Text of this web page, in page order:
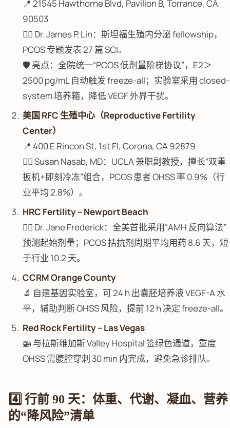
📍 21545 Hawthorne Blvd, Pavilion B, Torrance, CA
90503
👨‍⚕️ Dr. James P. Lin：斯坦福生殖内分泌 fellowship，
PCOS 专题发表 27 篇 SCI。
🛡️ 亮点：全院统一“PCOS 低剂量阶梯协议”，E2＞
2500 pg/mL 自动触发 freeze-all；实验室采用 closed-
system 培养箱，降低 VEGF 外界干扰。
美国 RFC 生殖中心（Reproductive Fertility
Center）
📍 400 E Rincon St, 1st Fl, Corona, CA 92879
👩‍⚕️ Susan Nasab, MD：UCLA 兼职副教授，擅长“双重
扳机+即刻冷冻”组合，PCOS 患者 OHSS 率 0.9%（行
业平均 2.8%）。
HRC Fertility – Newport Beach
👨‍⚕️ Dr. Jane Frederick：全美首批采用“AMH 反向算法”
预测起始剂量；PCOS 拮抗剂周期平均用药 8.6 天，短
于行业 10.2 天。
CCRM Orange County
🔬 自建基因实验室，可 24 h 出囊胚培养液 VEGF-A 水
平，辅助判断 OHSS 风险，提前 12 h 决定 freeze-all。
Red Rock Fertility – Las Vegas
🚁 与拉斯维加斯 Valley Hospital 签绿色通道，重度
OHSS 需腹腔穿刺 30 min 内完成，避免急诊排队。
4️⃣ 行前 90 天：体重、代谢、凝血、营养
的“降风险”清单